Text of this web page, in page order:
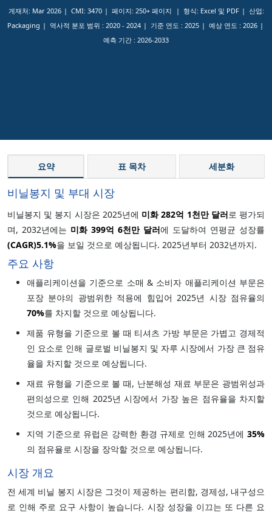
게재처: Mar 2026 CMI: 3470 페이지: 250+ 페이지 형식: Excel 및 PDF
산업:
Packaging
역사적 분포 범위 : 2020 - 2024 기준 연도 : 2025 예상 연도 : 2026
예측 기간 : 2026-2033
요약 표 목차 세분화
비닐봉지 및 부대 시장
비닐봉지 및 봉지 시장은 2025년에 미화 282억 1천만 달러로 평가되
며, 2032년에는 미화 399억 6천만 달러에 도달하여 연평균 성장률
(CAGR)5.1%을 보일 것으로 예상됩니다. 2025년부터 2032년까지.
주요 사항
애플리케이션을 기준으로 소매 & 소비자 애플리케이션 부문은
포장 분야의 광범위한 적용에 힘입어 2025년 시장 점유율의
70%를 차지할 것으로 예상됩니다.
제품 유형을 기준으로 볼 때 티셔츠 가방 부문은 가볍고 경제적
인 요소로 인해 글로벌 비닐봉지 및 자루 시장에서 가장 큰 점유
율을 차지할 것으로 예상됩니다.
재료 유형을 기준으로 볼 때, 난분해성 재료 부문은 광범위성과
편의성으로 인해 2025년 시장에서 가장 높은 점유율을 차지할
것으로 예상됩니다.
지역 기준으로 유럽은 강력한 환경 규제로 인해 2025년에 35%
의 점유율로 시장을 장악할 것으로 예상됩니다.
시장 개요
전 세계 비닐 봉지 시장은 그것이 제공하는 편리함, 경제성, 내구성으
로 인해 주로 요구 사항이 높습니다. 시장 성장을 이끄는 또 다른 요